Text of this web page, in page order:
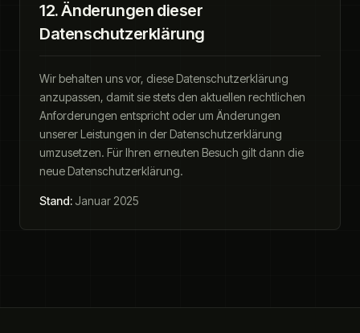
12. Änderungen dieser
Datenschutzerklärung
Wir behalten uns vor, diese Datenschutzerklärung
anzupassen, damit sie stets den aktuellen rechtlichen
Anforderungen entspricht oder um Änderungen
unserer Leistungen in der Datenschutzerklärung
umzusetzen. Für Ihren erneuten Besuch gilt dann die
neue Datenschutzerklärung.
Stand: Januar 2025